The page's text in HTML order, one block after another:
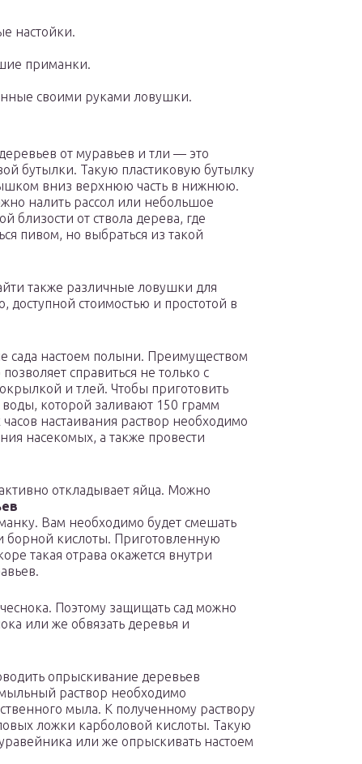
настойки.
приманки.
своими руками ловушки.
от муравьев и тли — это
бутылки. Такую пластиковую бутылку
вниз верхнюю часть в нижнюю.
налить рассол или небольшое
близости от ствола дерева, где
пивом, но выбраться из такой
также различные ловушки для
стоимостью и простотой в
сада настоем полыни. Преимуществом
справиться не только с
и тлей. Чтобы приготовить
воды, которой заливают 150 грамм
настаивания раствор необходимо
насекомых, а также провести
откладывает яйца. Можно
Вам необходимо будет смешать
борной кислоты. Приготовленную
такая отрава окажется внутри
Поэтому защищать сад можно
или же обвязать деревья и
опрыскивание деревьев
раствор необходимо
мыла. К полученному раствору
ложки карболовой кислоты. Такую
или же опрыскивать настоем